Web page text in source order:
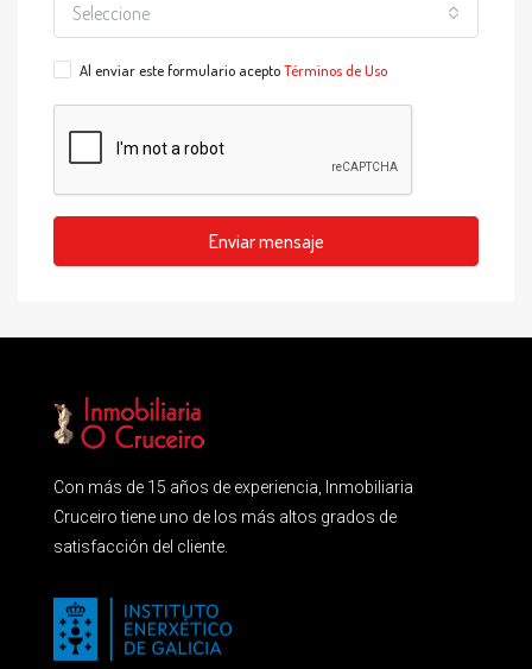
Seleccione
Al enviar este formulario aceptoTérminos de Uso
Enviar mensaje
Con más de 15 años de experiencia, Inmobiliaria
Cruceiro tiene uno de los más altos grados de
satisfacción del cliente.